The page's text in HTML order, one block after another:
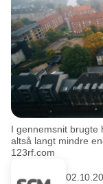
I gennemsnit brugte
altså langt mindre
123rf.com